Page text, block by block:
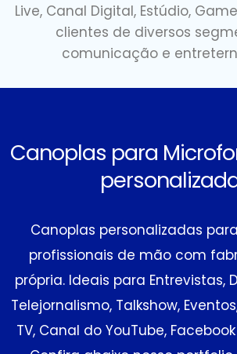
Live, Canal Digital, Estúdio,
clientes de diversos
comunicação e
Canoplas para
Canoplas personalizadas
profissionais de mão com
própria. ​Ideais para Entrevistas,
Telejornalismo, Talkshow,
TV, Canal do YouTube,